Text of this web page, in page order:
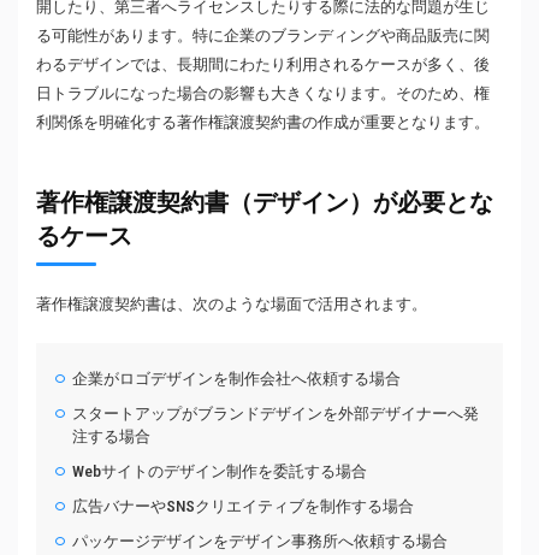
開したり、第三者へライセンスしたりする際に法的な問題が生じ
る可能性があります。特に企業のブランディングや商品販売に関
わるデザインでは、長期間にわたり利用されるケースが多く、後
日トラブルになった場合の影響も大きくなります。そのため、権
利関係を明確化する著作権譲渡契約書の作成が重要となります。
著作権譲渡契約書（デザイン）が必要とな
るケース
著作権譲渡契約書は、次のような場面で活用されます。
企業がロゴデザインを制作会社へ依頼する場合
スタートアップがブランドデザインを外部デザイナーへ発
注する場合
Webサイトのデザイン制作を委託する場合
広告バナーやSNSクリエイティブを制作する場合
パッケージデザインをデザイン事務所へ依頼する場合